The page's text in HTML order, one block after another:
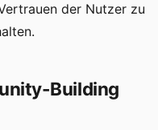
der Nutzer zu
Building